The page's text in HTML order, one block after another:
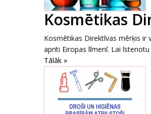
Kosmētikas
Kosmētikas Direktīvas mērķis
apriti Eiropas līmenī. Lai
Tālāk »